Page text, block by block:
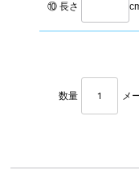
⑩ 長さ
数量 メ